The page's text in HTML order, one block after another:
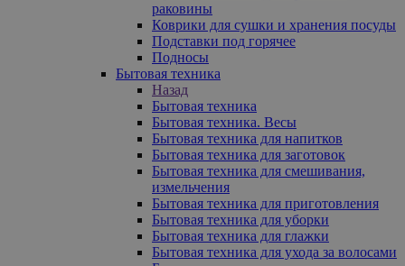
раковины
Коврики для сушки и хранения посуды
Подставки под горячее
Подносы
Бытовая техника
Назад
Бытовая техника
Бытовая техника. Весы
Бытовая техника для напитков
Бытовая техника для заготовок
Бытовая техника для смешивания,
измельчения
Бытовая техника для приготовления
Бытовая техника для уборки
Бытовая техника для глажки
Бытовая техника для ухода за волосами